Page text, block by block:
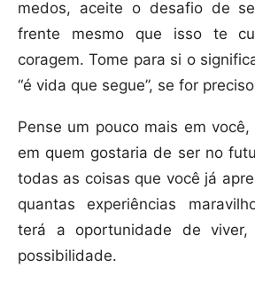
medos, aceite o desafio de
frente mesmo que isso te
coragem. Tome para si o
“é vida que segue”, se for
Pense um pouco mais em
em quem gostaria de ser no
todas as coisas que você já
quantas experiências
terá a oportunidade de
possibilidade.